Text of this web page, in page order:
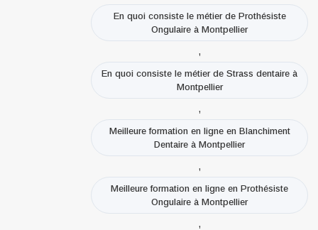
En quoi consiste le métier de Prothésiste
Ongulaire à Montpellier
,
En quoi consiste le métier de Strass dentaire à
Montpellier
,
Meilleure formation en ligne en Blanchiment
Dentaire à Montpellier
,
Meilleure formation en ligne en Prothésiste
Ongulaire à Montpellier
,